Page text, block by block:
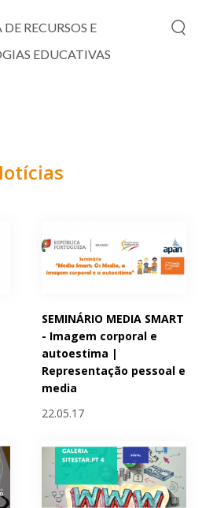
RECURSOS E
EDUCATIVAS
SEMINÁRIO MEDIA SMART
- Imagem corporal e
autoestima |
Representação pessoal e
media
22.05.17